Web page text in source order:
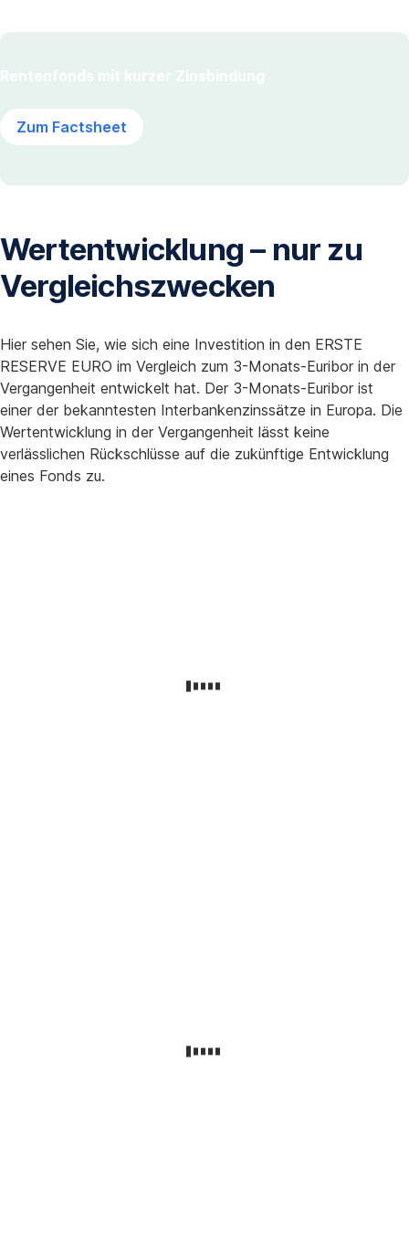
Rentenfonds mit kurzer Zinsbindung
Zum Factsheet
Wertentwicklung– nur zu
Vergleichszwecken
Hier sehen Sie, wie sich eine Investition in den ERSTE
RESERVE EURO im Vergleich zum 3-Monats-Euribor in der
Vergangenheit entwickelt hat. Der 3-Monats-Euribor ist
einer der bekanntesten Interbankenzinssätze in Europa. Die
Wertentwicklung in der Vergangenheit lässt keine
verlässlichen Rückschlüsse auf die zukünftige Entwicklung
eines Fonds zu.